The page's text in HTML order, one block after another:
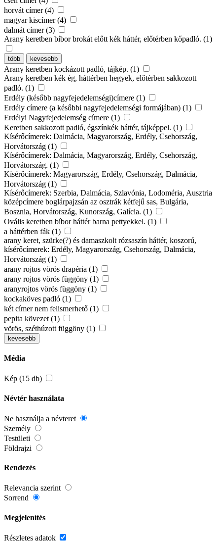
horvát címer (4)
magyar kiscímer (4)
dalmát címer (3)
Arany keretben bíbor brokát előtt kék háttér, előtérben kőpadló. (1)
több kevesebb
Arany keretben kockázott padló, tájkép. (1)
Arany keretben kék ég, háttérben hegyek, előtérben sakkozott
padló. (1)
Erdély (később nagyfejedelemségi)címere (1)
Erdély címere (a későbbi nagyfejedelemségi formájában) (1)
Erdélyi Nagyfejedelemség címere (1)
Keretben sakkozott padló, égszínkék háttér, tájképpel. (1)
Kísérőcímerek: Dalmácia, Magyarország, Erdély, Csehország,
Horvátország (1)
Kísérőcímerek: Dalmácia, Magyarország, Erdély, Csehország,
Horvátország. (1)
Kísérőcímerek: Magyarország, Erdély, Csehország, Dalmácia,
Horvátország (1)
Kísérőcímerek: Szerbia, Dalmácia, Szlavónia, Lodoméria, Ausztria
középcímere boglárpajzsán az osztrák kétfejű sas, Bulgária,
Bosznia, Horvátország, Kunország, Galícia. (1)
Ovális keretben bíbor háttér barna pettyekkel. (1)
a háttérben fák (1)
arany keret, szürke(?) és damaszkolt rózsaszín háttér, koszorú,
kísérőcímerek: Erdély, Magyarország, Csehország, Dalmácia,
Horvátország (1)
arany rojtos vörös drapéria (1)
arany rojtos vörös függöny (1)
aranyrojtos vörös függöny (1)
kockaköves padló (1)
két címer nem felismerhető (1)
pepita kövezet (1)
vörös, széthúzott függöny (1)
kevesebb
Média
Kép (15 db)
Névtér használata
Ne használja a névteret
Személy
Testületi
Földrajzi
Rendezés
Relevancia szerint
Sorrend
Megjelenítés
Részletes adatok